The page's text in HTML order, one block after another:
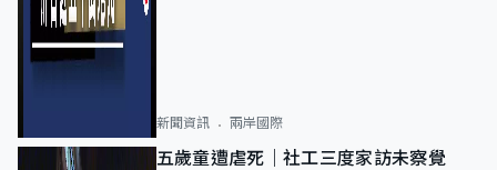
新聞資訊 兩岸國際
五歲童遭虐死｜社工三度家訪未察覺